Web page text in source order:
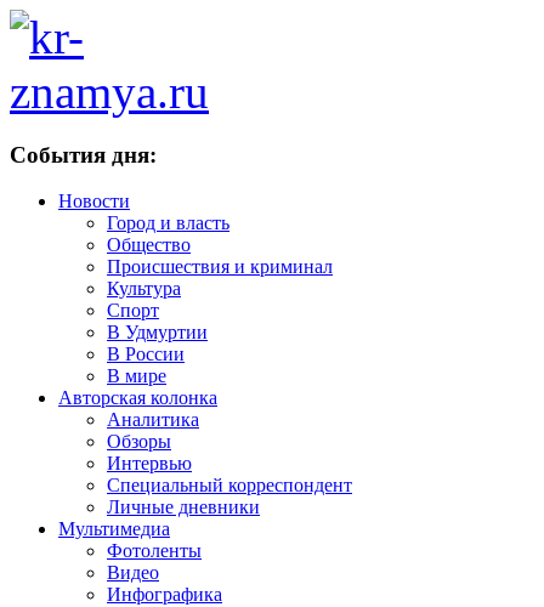
События дня:
Новости
Город и власть
Общество
Происшествия и криминал
Культура
Спорт
В Удмуртии
В России
В мире
Авторская колонка
Аналитика
Обзоры
Интервью
Специальный корреспондент
Личные дневники
Мультимедиа
Фотоленты
Видео
Инфографика